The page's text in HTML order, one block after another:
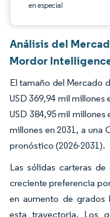
en especial
Análisis del
Mordor
El tamaño del Mercado
USD 369,94 mil millones
USD 384,95 mil millones
millones en 2031, a una
pronóstico (2026-2031).
Las sólidas carteras
creciente preferencia
en aumento de grados
esta trayectoria. Los